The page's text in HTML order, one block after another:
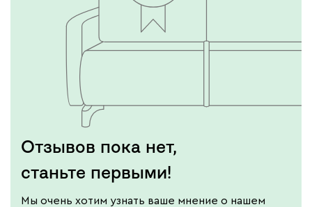
Отзывов пока нет,
станьте первыми!
Мы очень хотим узнать ваше мнение о нашем